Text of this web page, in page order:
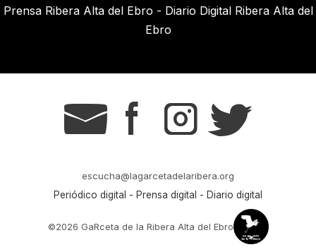
Prensa Ribera Alta del Ebro - Diario Digital Ribera Alta del
Ebro
g s t r
escucha@lagarcetadelaribera.org
Periódico digital - Prensa digital - Diario digital
©2026 GaRceta de la Ribera Alta del Ebro